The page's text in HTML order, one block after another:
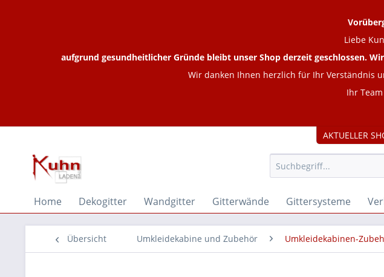
Home Dekogitter Wandgitter Gitterwände Gittersysteme
Übersicht Umkleidekabine und Zubehör Umkleidekabinen-
AKTUELLER
Liebe
aufgrund gesundheitlicher Gründe bleibt unser Shop derzeit geschlossen.
Wir danken Ihnen herzlich für Ihr Verständnis
Ihr